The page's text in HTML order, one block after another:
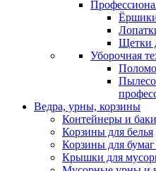
Щетки
Уборочная
Ведра, урны, корзины
Контейнеры и баки
Корзины для белья
Корзины для
Крышки для